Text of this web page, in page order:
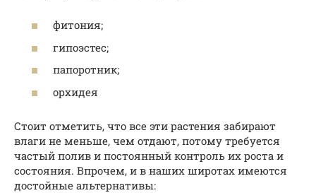
фитония;
гипоэстес;
папоротник;
орхидея
Стоит отметить, что все эти растения забирают
влаги не меньше, чем отдают, потому требуется
частый полив и постоянный контроль их роста и
состояния. Впрочем, и в наших широтах имеются
достойные альтернативы: